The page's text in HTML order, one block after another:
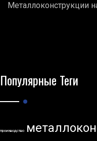
Металлоконструкции
Популярные Теги
производство